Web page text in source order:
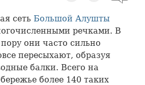
сеть Большой Алушты
речками. В
они часто сильно
пересыхают, образуя
балки. Всего на
более 140 таких